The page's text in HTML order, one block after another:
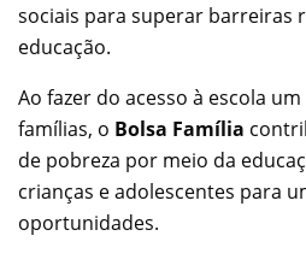
sociais para superar barreiras
educação.
Ao fazer do acesso à escola
famílias, o Bolsa Família
de pobreza por meio da
crianças e adolescentes para
oportunidades.